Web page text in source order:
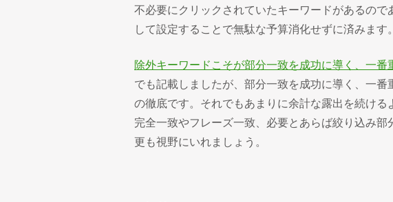
不必要にクリックされていたキーワードがあるので
して設定することで無駄な予算消化せずに済みます。
除外キーワードこそが部分一致を成功に導く、一番
でも記載しましたが、部分一致を成功に導く、一番
の徹底です。それでもあまりに余計な露出を続ける
完全一致やフレーズ一致、必要とあらば絞り込み
更も視野にいれましょう。